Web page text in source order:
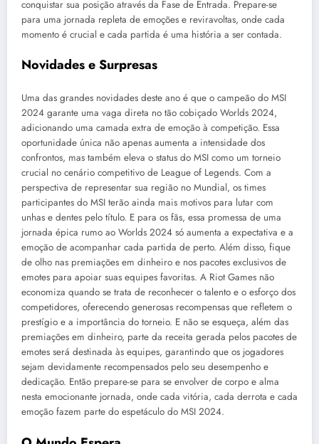
conquistar sua posição através da Fase de Entrada. Prepare-se
para uma jornada repleta de emoções e reviravoltas, onde cada
momento é crucial e cada partida é uma história a ser contada.
Novidades e Surpresas
Uma das grandes novidades deste ano é que o campeão do MSI
2024 garante uma vaga direta no tão cobiçado Worlds 2024,
adicionando uma camada extra de emoção à competição. Essa
oportunidade única não apenas aumenta a intensidade dos
confrontos, mas também eleva o status do MSI como um torneio
crucial no cenário competitivo de League of Legends. Com a
perspectiva de representar sua região no Mundial, os times
participantes do MSI terão ainda mais motivos para lutar com
unhas e dentes pelo título. E para os fãs, essa promessa de uma
jornada épica rumo ao Worlds 2024 só aumenta a expectativa e a
emoção de acompanhar cada partida de perto. Além disso, fique
de olho nas premiações em dinheiro e nos pacotes exclusivos de
emotes para apoiar suas equipes favoritas. A Riot Games não
economiza quando se trata de reconhecer o talento e o esforço dos
competidores, oferecendo generosas recompensas que refletem o
prestígio e a importância do torneio. E não se esqueça, além das
premiações em dinheiro, parte da receita gerada pelos pacotes de
emotes será destinada às equipes, garantindo que os jogadores
sejam devidamente recompensados pelo seu desempenho e
dedicação. Então prepare-se para se envolver de corpo e alma
nesta emocionante jornada, onde cada vitória, cada derrota e cada
emoção fazem parte do espetáculo do MSI 2024.